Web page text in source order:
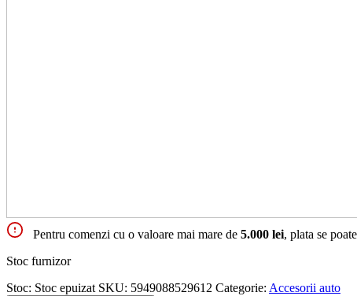
Pentru comenzi cu o valoare mai mare de 5.000 lei, plata se
Stoc furnizor
Stoc: Stoc epuizat SKU: 5949088529612 Categorie: Accesorii auto